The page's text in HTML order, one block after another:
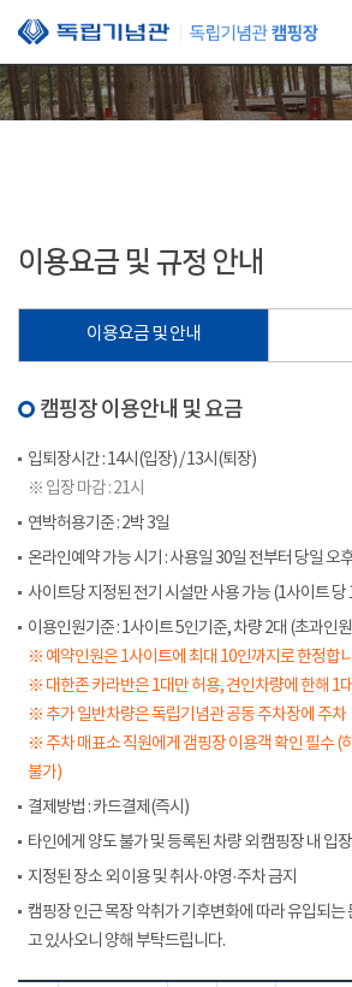
본문 바로가기
이용요금 및 규정 안내
이용요금 및 안내
캠핑장 이용안내 및 요금
입퇴장시간 : 14시(입장) / 13시(퇴장)
※ 입장 마감 : 21시
연박허용기준 : 2박 3일
온라인예약 가능 시기 : 사용일 30일 전부터 당일 오
사이트당 지정된 전기 시설만 사용 가능 (1사이트 당
이용인원기준 : 1사이트 5인기준, 차량 2대 (초과인
※ 예약인원은 1사이트에 최대 10인까지로 한정합
※ 대한존 카라반은 1대만 허용, 견인차량에 한해 1
※ 추가 일반차량은 독립기념관 공동 주차장에 주차
※ 주차 매표소 직원에게 갬핑장 이용객 확인 필수 (
불가)
결제방법 : 카드결제(즉시)
타인에게 양도 불가 및 등록된 차량 외 캠핑장 내 입
지정된 장소 외 이용 및 취사·야영·주차 금지
캠핑장 인근 목장 악취가 기후변화에 따라 유입되는
고 있사오니 양해 부탁드립니다.